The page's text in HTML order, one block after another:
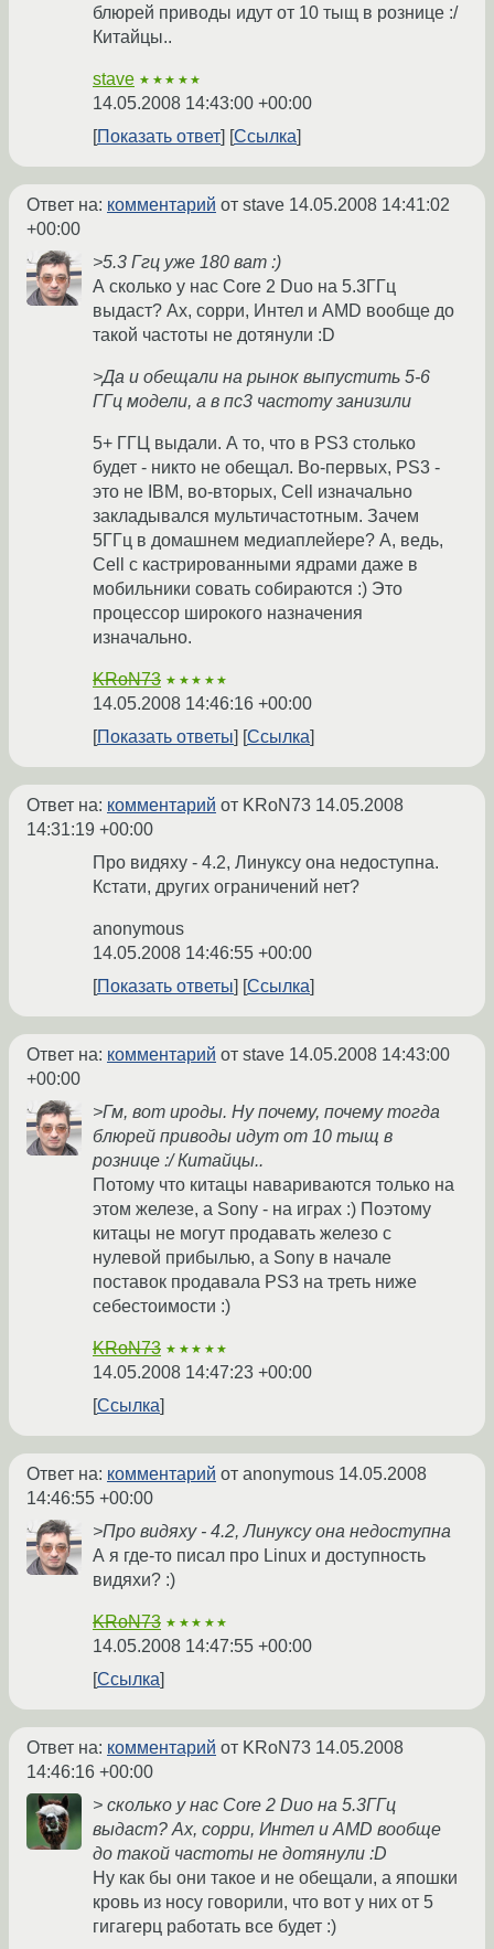
блюрей приводы идут от 10 тыщ в рознице :/
Китайцы..
stave ★★★★★
14.05.2008 14:43:00 +00:00
Показать ответ
Ссылка
Ответ на: комментарий от stave 14.05.2008 14:41:02
+00:00
>5.3 Ггц уже 180 ват :)
А сколько у нас Core 2 Duo на 5.3ГГц
выдаст? Ах, сорри, Интел и AMD вообще до
такой частоты не дотянули :D
>Да и обещали на рынок выпустить 5-6
ГГц модели, а в пс3 частоту занизили
5+ ГГЦ выдали. А то, что в PS3 столько
будет - никто не обещал. Во-первых, PS3 -
это не IBM, во-вторых, Cell изначально
закладывался мультичастотным. Зачем
5ГГц в домашнем медиаплейере? А, ведь,
Cell с кастрированными ядрами даже в
мобильники совать собираются :) Это
процессор широкого назначения
изначально.
KRoN73 ★★★★★
14.05.2008 14:46:16 +00:00
Показать ответы
Ссылка
Ответ на: комментарий от KRoN73 14.05.2008
14:31:19 +00:00
Про видяху - 4.2, Линуксу она недоступна.
Кстати, других ограничений нет?
anonymous
14.05.2008 14:46:55 +00:00
Показать ответы
Ссылка
Ответ на: комментарий от stave 14.05.2008 14:43:00
+00:00
>Гм, вот ироды. Ну почему, почему тогда
блюрей приводы идут от 10 тыщ в
рознице :/ Китайцы..
Потому что китацы навариваются только на
этом железе, а Sony - на играх :) Поэтому
китацы не могут продавать железо с
нулевой прибылью, а Sony в начале
поставок продавала PS3 на треть ниже
себестоимости :)
KRoN73 ★★★★★
14.05.2008 14:47:23 +00:00
Ссылка
Ответ на: комментарий от anonymous 14.05.2008
14:46:55 +00:00
>Про видяху - 4.2, Линуксу она недоступна
А я где-то писал про Linux и доступность
видяхи? :)
KRoN73 ★★★★★
14.05.2008 14:47:55 +00:00
Ссылка
Ответ на: комментарий от KRoN73 14.05.2008
14:46:16 +00:00
> сколько у нас Core 2 Duo на 5.3ГГц
выдаст? Ах, сорри, Интел и AMD вообще
до такой частоты не дотянули :D
Ну как бы они такое и не обещали, а япошки
кровь из носу говорили, что вот у них от 5
гигагерц работать все будет :)